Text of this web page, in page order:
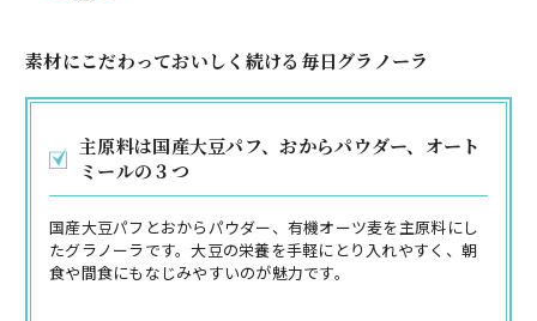
素材にこだわっておいしく続ける毎日グラノーラ
主原料は国産大豆パフ、おからパウダー、オート
ミールの３つ
国産大豆パフとおからパウダー、有機オーツ麦を主原料にし
たグラノーラです。大豆の栄養を手軽にとり入れやすく、朝
食や間食にもなじみやすいのが魅力です。